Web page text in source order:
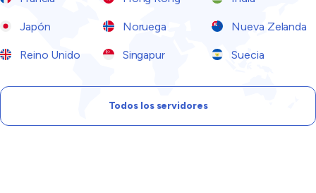
Japón Noruega Nueva Zelanda
Reino Unido Singapur Suecia
Todos los servidores